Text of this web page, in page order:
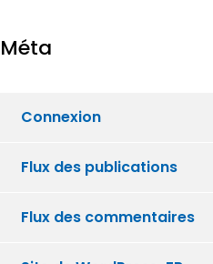
Méta
Connexion
Flux des publications
Flux des commentaires